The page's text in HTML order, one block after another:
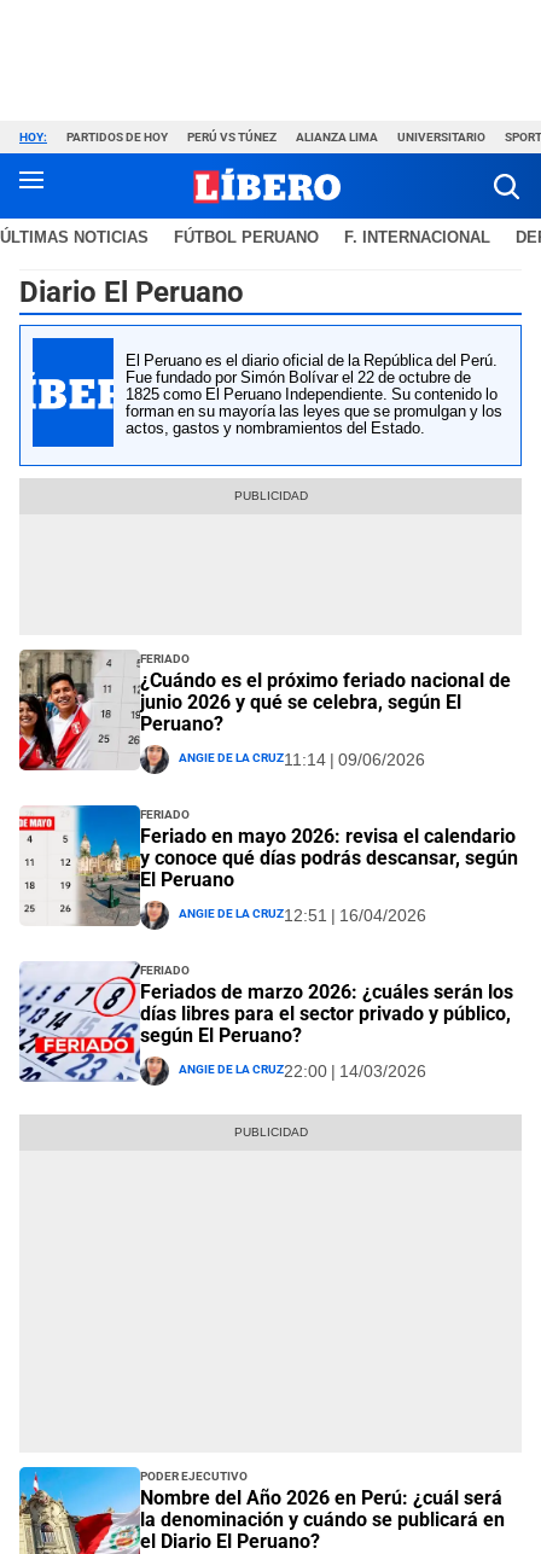
HOY: PARTIDOS DE HOY PERÚ VS TÚNEZ ALIANZA LIMA UNIVERSITARIO
ÚLTIMAS NOTICIAS FÚTBOL PERUANO F. INTERNACIONAL
Diario El Peruano
El Peruano es el diario oficial de la República del Perú.
Fue fundado por Simón Bolívar el 22 de octubre de
1825 como El Peruano Independiente. Su contenido lo
forman en su mayoría las leyes que se promulgan y los
actos, gastos y nombramientos del Estado.
Feriado
¿Cuándo es el próximo feriado nacional de
junio 2026 y qué se celebra, según El
Peruano?
Angie De La Cruz11:14 | 09/06/2026
Feriado
Feriado en mayo 2026: revisa el calendario
y conoce qué días podrás descansar, según
El Peruano
Angie De La Cruz12:51 | 16/04/2026
Feriado
Feriados de marzo 2026: ¿cuáles serán los
días libres para el sector privado y público,
según El Peruano?
Angie De La Cruz22:00 | 14/03/2026
Poder Ejecutivo
Nombre del Año 2026 en Perú: ¿cuál será
la denominación y cuándo se publicará en
el Diario El Peruano?